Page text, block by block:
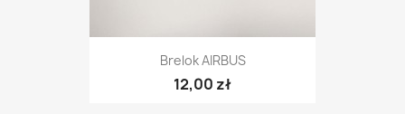
Brelok AIRBUS
12,00 zł